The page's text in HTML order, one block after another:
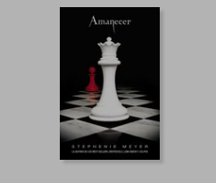
45%
dcto.